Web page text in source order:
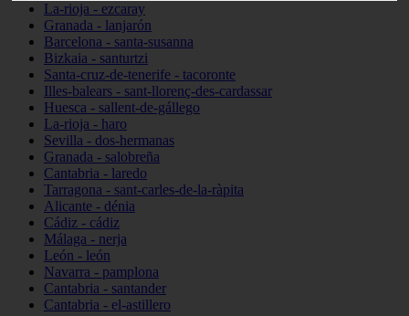
La-rioja - ezcaray
Granada - lanjarón
Barcelona - santa-susanna
Bizkaia - santurtzi
Santa-cruz-de-tenerife - tacoronte
Illes-balears - sant-llorenç-des-cardassar
Huesca - sallent-de-gállego
La-rioja - haro
Sevilla - dos-hermanas
Granada - salobreña
Cantabria - laredo
Tarragona - sant-carles-de-la-ràpita
Alicante - dénia
Cádiz - cádiz
Málaga - nerja
León - león
Navarra - pamplona
Cantabria - santander
Cantabria - el-astillero